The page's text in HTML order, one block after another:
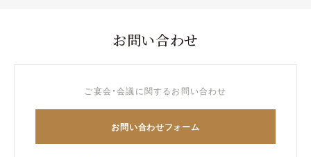
お問い合わせ
ご宴会・会議に関するお問い合わせ
お問い合わせフォーム